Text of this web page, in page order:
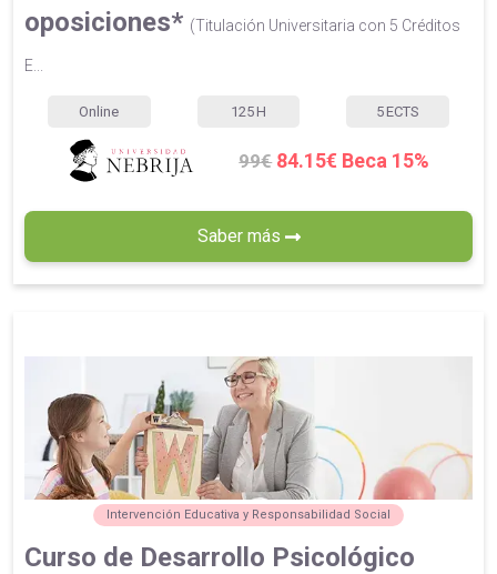
oposiciones* (Titulación Universitaria con 5 Créditos
E...
Online 125 H 5 ECTS
99€ 84.15€ Beca 15%
Saber más
Intervención Educativa y Responsabilidad Social
Curso de Desarrollo Psicológico